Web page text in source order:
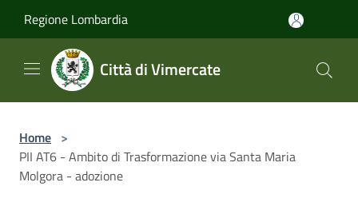
Regione Lombardia
Città di Vimercate
Home >
PII AT6 - Ambito di Trasformazione via Santa Maria
Molgora - adozione